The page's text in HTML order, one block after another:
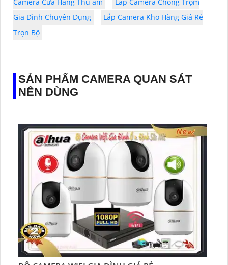
Gia Đình Chuyên Dụng
Lắp Camera Kho Hàng Giá Rẻ
Trọn Bộ
SẢN PHẨM CAMERA QUAN SÁT
NÊN DÙNG